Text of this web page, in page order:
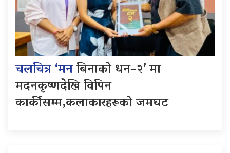
चलचित्र ‘मनबिनाको धन–२’ मा
मदनकृष्णदेखि विपिन
कार्कीसम्म,कलाकारहरूको जमघट